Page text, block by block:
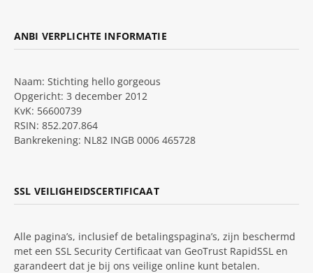
ANBI VERPLICHTE INFORMATIE
Naam: Stichting hello gorgeous
Opgericht: 3 december 2012
KvK: 56600739
RSIN: 852.207.864
Bankrekening: NL82 INGB 0006 465728
SSL VEILIGHEIDSCERTIFICAAT
Alle pagina’s, inclusief de betalingspagina’s, zijn beschermd
met een SSL Security Certificaat van GeoTrust RapidSSL en
garandeert dat je bij ons veilige online kunt betalen.